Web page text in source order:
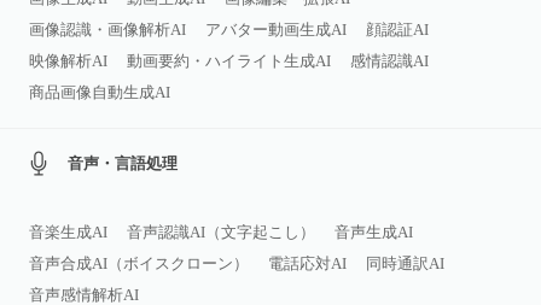
画像認識・画像解析AI
アバター動画生成AI
顔認証AI
映像解析AI
動画要約・ハイライト生成AI
感情認識AI
商品画像自動生成AI
音声・言語処理
音楽生成AI 音声認識AI（文字起こし）
音声生成AI
音声合成AI（ボイスクローン）
電話応対AI
同時通訳AI
音声感情解析AI